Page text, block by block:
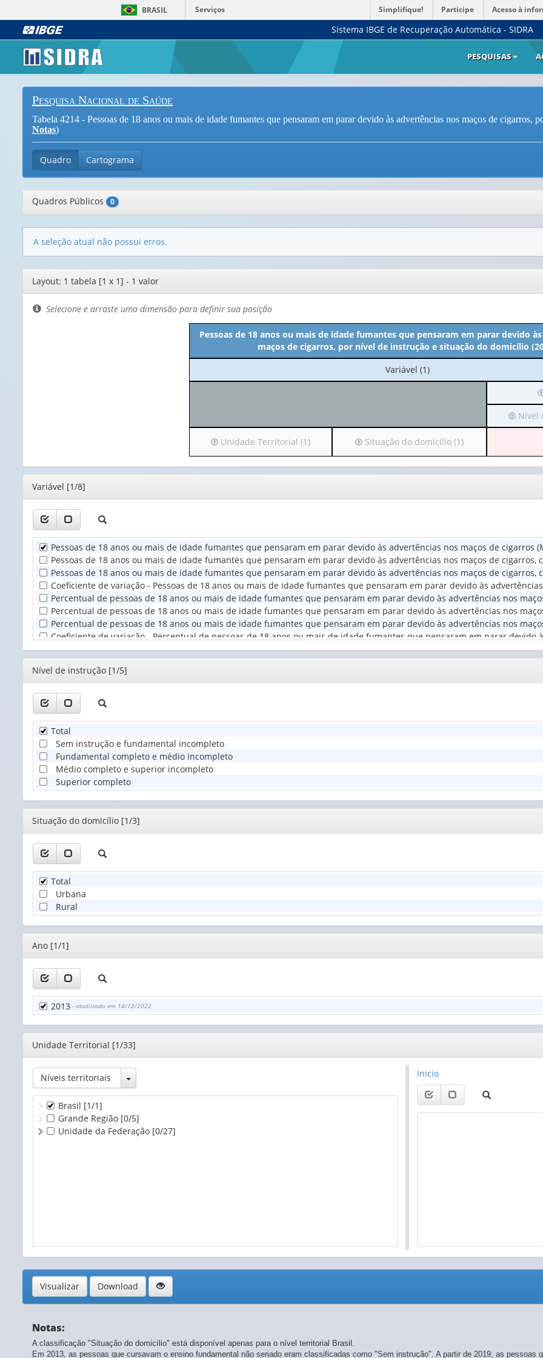
BRASIL Serviços Simplifique! Participe Acesso à
Sistema IBGE de Recuperação Automática - SIDRA
PESQUISAS
Pesquisa Nacional de Saúde
Tabela 4214 - Pessoas de 18 anos ou mais de idade fumantes que pensaram em parar devido às advertências nos maços de cigarros,
Notas)
Quadro Cartograma
Quadros Públicos 0
A seleção atual não possui erros.
Editor
de
layout
Layout: 1 tabela [1 x 1] - 1 valor
Selecione e arraste uma dimensão para definir sua posição
Pessoas de 18 anos ou mais de idade fumantes que pensaram em parar devido
maços de cigarros, por nível de instrução e situação do domicílio
No
cabeçalho:
Variável (1)
o
1
Irá
para
(possui
apenas
valor):
de
(1)
Nível
Irá
para
o
cabeçalho
apenas
Unidade
Territorial
(1)
Unidade Territorial (1)
Irá
para
o
cabeçalho
apenas
Situação
do
domicílio
(1)
Situação do domicílio (1)
Editor
Variável [1/8]
Pessoas de 18 anos ou mais de idade fumantes que pensaram em parar devido às advertências nos maços de cigarros
Pessoas de 18 anos ou mais de idade fumantes que pensaram em parar devido às advertências nos maços de
Pessoas de 18 anos ou mais de idade fumantes que pensaram em parar devido às advertências nos maços de
Coeficiente de variação - Pessoas de 18 anos ou mais de idade fumantes que pensaram em parar devido às
Percentual de pessoas de 18 anos ou mais de idade fumantes que pensaram em parar devido às advertências nos
Percentual de pessoas de 18 anos ou mais de idade fumantes que pensaram em parar devido às advertências nos
Percentual de pessoas de 18 anos ou mais de idade fumantes que pensaram em parar devido às advertências nos
Coeficiente de variação - Percentual de pessoas de 18 anos ou mais de idade fumantes que pensaram em parar devido
Editor
Nível de instrução [1/5]
Total
Sem instrução e fundamental incompleto
Fundamental completo e médio incompleto
Médio completo e superior incompleto
Superior completo
Editor
Situação do domicílio [1/3]
Total
Urbana
Rural
Editor
Ano [1/1]
2013 - atualizado em 14/12/2022
Editor
Unidade Territorial [1/33]
Níveis territoriais Toggle Dropdown
Brasil [1/1]
Grande Região [0/5]
Unidade da Federação [0/27]
Inicio
Visualizar Download
Notas:
A classificação "Situação do domicílio" está disponível apenas para o nível territorial Brasil.
Em 2013, as pessoas que cursavam o ensino fundamental não seriado eram classificadas como "Sem instrução". A partir de 2019, as